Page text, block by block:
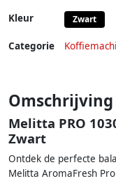
Kleur Zwart
Categorie
Omschrijving
Melitta PRO
Zwart
Ontdek de perfecte
Melitta AromaFresh